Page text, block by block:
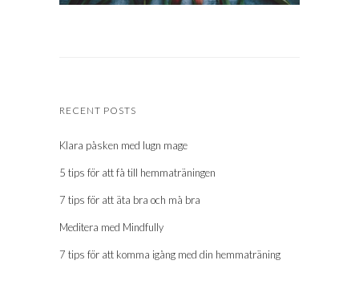
RECENT POSTS
Klara påsken med lugn mage
5 tips för att få till hemmaträningen
7 tips för att äta bra och må bra
Meditera med Mindfully
7 tips för att komma igång med din hemmaträning